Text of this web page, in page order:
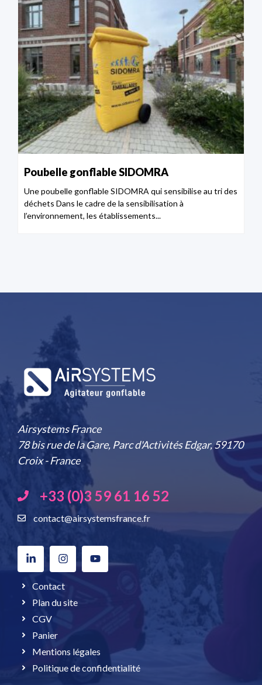
Poubelle gonflable SIDOMRA
Une poubelle gonflable SIDOMRA qui sensibilise au tri des
déchets Dans le cadre de la sensibilisation à
l’environnement, les établissements...
Airsystems France
78 bis rue de la Gare, Parc d'Activités Edgar, 59170
Croix - France
+33 (0)3 59 61 16 52
contact@airsystemsfrance.fr
Contact
Plan du site
CGV
Panier
Mentions légales
Politique de confidentialité